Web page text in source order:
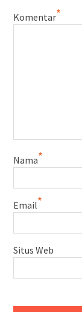
Komentar*
Nama*
Email*
Situs Web